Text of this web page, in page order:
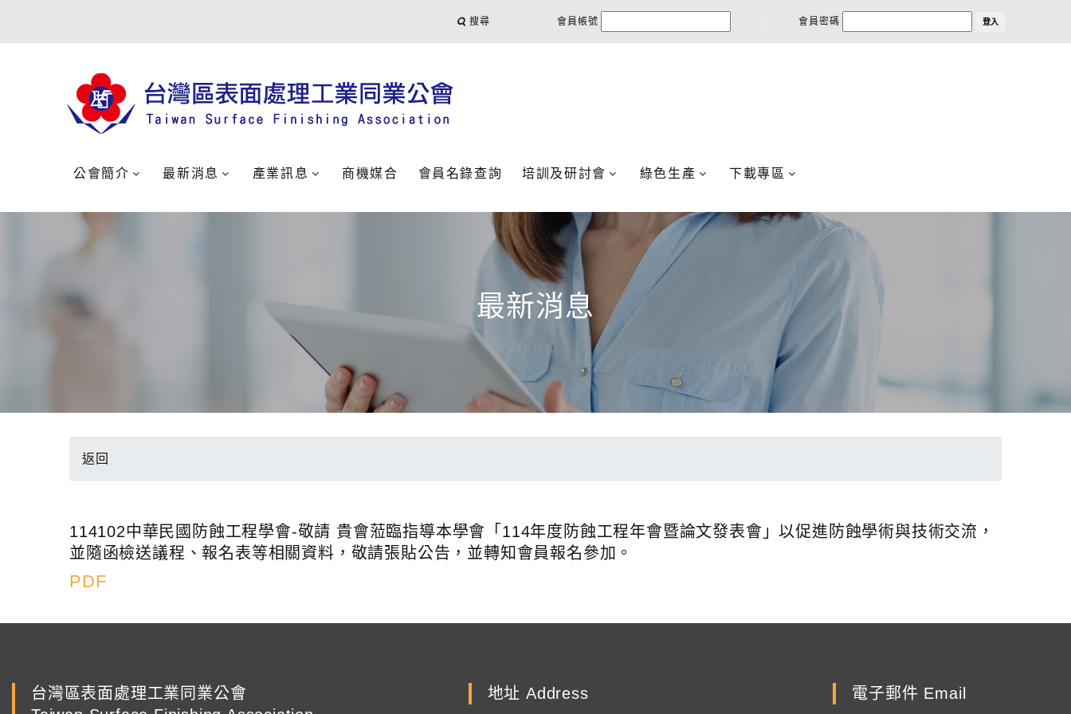
搜尋 會員帳號 會員密碼 登入
公會簡介 最新消息 產業訊息 商機媒合 會員名錄查詢 培訓及研討會 綠色生產 下載專區
最新消息
返回
114102中華民國防蝕工程學會-敬請 貴會蒞臨指導本學會「114年度防蝕工程年會暨論文發表會」以促進防蝕學術與技術交流，
並隨函檢送議程、報名表等相關資料，敬請張貼公告，並轉知會員報名參加。
PDF
台灣區表面處理工業同業公會
地址 Address 電子郵件 Email